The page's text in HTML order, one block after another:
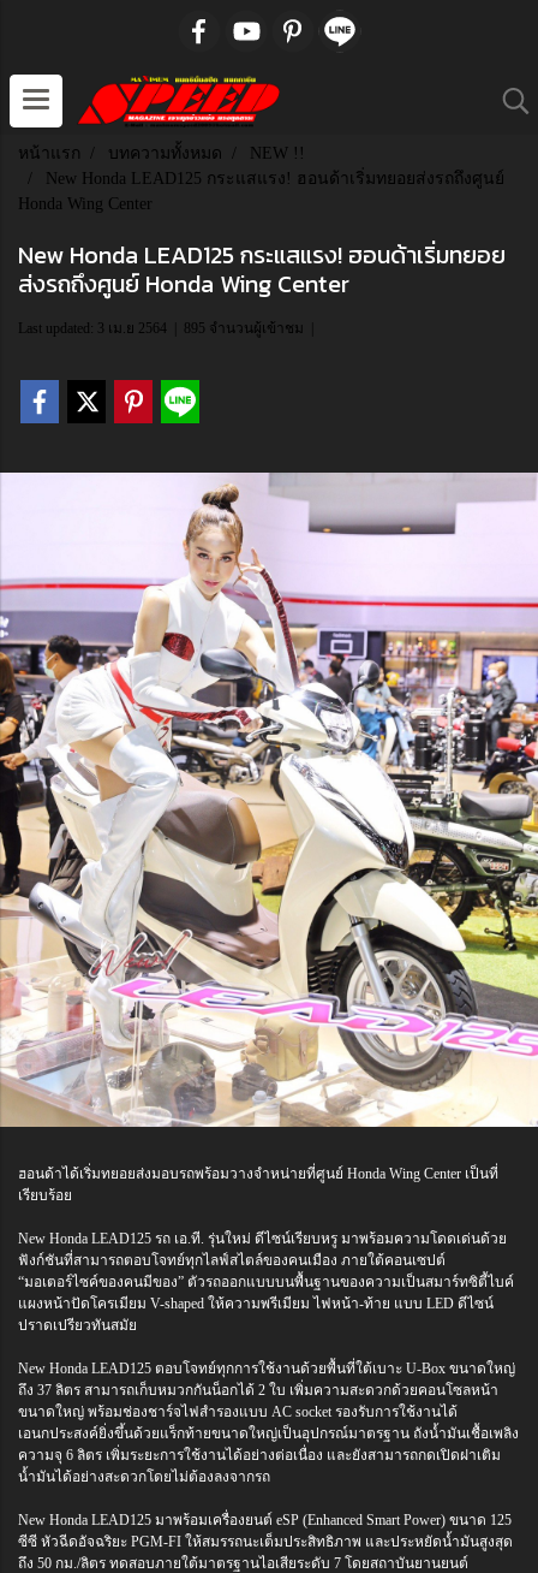
หน้าแรก บทความทั้งหมด
NEW !!
New Honda LEAD125 กระแสแรง! ฮอนด้าเริ่มทยอยส่งรถถึงศูนย์
Honda Wing Center
New Honda LEAD125 กระแสแรง! ฮอนด้าเริ่มทยอย
ส่งรถถึงศูนย์ Honda Wing Center
Last updated: 3 เม.ย 2564 895 จำนวนผู้เข้าชม
ฮอนด้าได้เริ่มทยอยส่งมอบรถพร้อมวางจำหน่ายที่ศูนย์ Honda Wing Center เป็นที่
เรียบร้อย
New Honda LEAD125 รถ เอ.ที. รุ่นใหม่ ดีไซน์เรียบหรู มาพร้อมความโดดเด่นด้วย
ฟังก์ชันที่สามารถตอบโจทย์ทุกไลฟ์สไตล์ของคนเมือง ภายใต้คอนเซปต์
“มอเตอร์ไซค์ของคนมีของ” ตัวรถออกแบบบนพื้นฐานของความเป็นสมาร์ทซิตี้ไบค์
แผงหน้าปัดโครเมียม V-shaped ให้ความพรีเมียม ไฟหน้า-ท้าย แบบ LED ดีไซน์
ปราดเปรียวทันสมัย
New Honda LEAD125 ตอบโจทย์ทุกการใช้งานด้วยพื้นที่ใต้เบาะ U-Box ขนาดใหญ่
ถึง 37 ลิตร สามารถเก็บหมวกกันน็อกได้ 2 ใบ เพิ่มความสะดวกด้วยคอนโซลหน้า
ขนาดใหญ่ พร้อมช่องชาร์จไฟสำรองแบบ AC socket รองรับการใช้งานได้
เอนกประสงค์ยิ่งขึ้นด้วยแร็กท้ายขนาดใหญ่เป็นอุปกรณ์มาตรฐาน ถังน้ำมันเชื้อเพลิง
ความจุ 6 ลิตร เพิ่มระยะการใช้งานได้อย่างต่อเนื่อง และยังสามารถกดเปิดฝาเติม
น้ำมันได้อย่างสะดวกโดยไม่ต้องลงจากรถ
New Honda LEAD125 มาพร้อมเครื่องยนต์ eSP (Enhanced Smart Power) ขนาด 125
ซีซี หัวฉีดอัจฉริยะ PGM-FI ให้สมรรถนะเต็มประสิทธิภาพ และประหยัดน้ำมันสูงสุด
ถึง 50 กม./ลิตร ทดสอบภายใต้มาตรฐานไอเสียระดับ 7 โดยสถาบันยานยนต์